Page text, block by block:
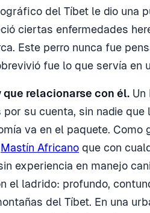
del Tíbet le dio una
ciertas enfermedades
Este perro nunca fue
fue lo que servía en
relacionarse con él. Un
su cuenta, sin nadie que
va en el paquete. Como
Mastín Africano que con
experiencia en manejo
el ladrido: profundo,
del Tíbet. En una